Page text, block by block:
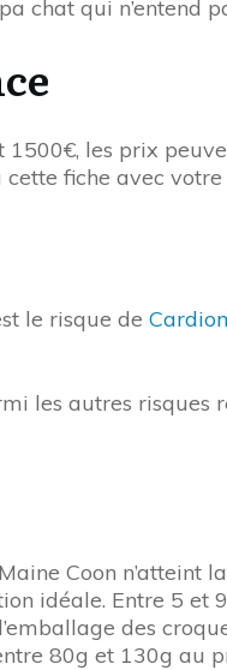
chat qui n’entend
les prix
fiche avec
le risque de
les autres risques
Coon n’atteint
idéale. Entre 5 et
des
80g et 130g au